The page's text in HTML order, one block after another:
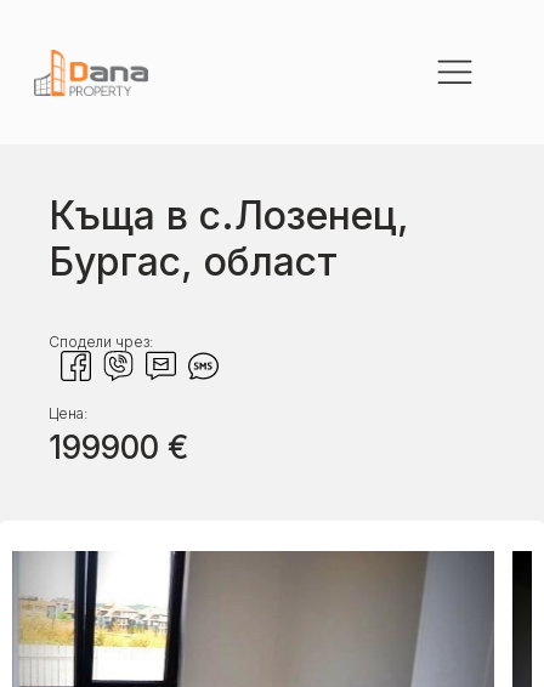
Къща в с.Лозенец,
Бургас, област
Сподели чрез:
Цена:
199900 €